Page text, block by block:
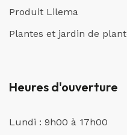
Produit Lilema
Plantes et jardin de
Heures d'ouverture
Lundi : 9h00 à 17h00